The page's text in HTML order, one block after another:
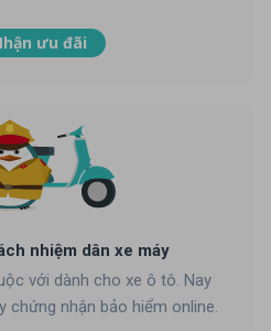
ưu đãi
nhiệm dân xe máy
với dành cho xe ô tô. Nay
chứng nhận bảo hiểm online.